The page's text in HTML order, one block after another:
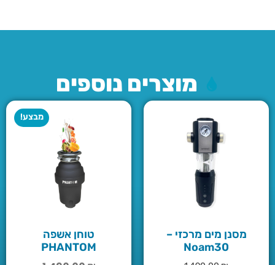
מוצרים נוספים
מסנן מים מרכזי –
Noam30
מבצע!
טוחן אשפה
PHANTOM